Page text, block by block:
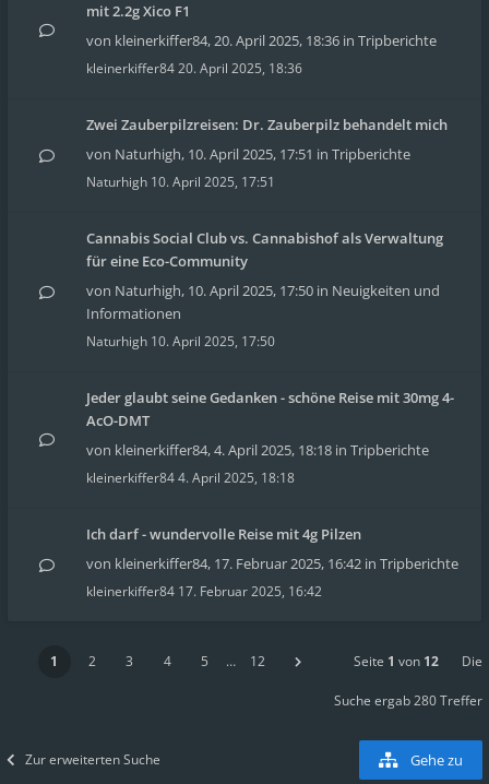
mit 2.2g Xico F1
von kleinerkiffer84,20. April 2025, 18:36 in Tripberichte
kleinerkiffer8420. April 2025, 18:36
Zwei Zauberpilzreisen: Dr. Zauberpilz behandelt mich
von Naturhigh, 10. April 2025, 17:51 in Tripberichte
Naturhigh 10. April 2025, 17:51
Cannabis Social Club vs. Cannabishof als Verwaltung
für eine Eco-Community
von Naturhigh, 10. April 2025, 17:50 in Neuigkeiten und
Informationen
Naturhigh 10. April 2025, 17:50
Jeder glaubt seine Gedanken - schöne Reise mit 30mg 4-
AcO-DMT
von kleinerkiffer84,4. April 2025, 18:18 in Tripberichte
kleinerkiffer844. April 2025, 18:18
Ich darf - wundervolle Reise mit 4g Pilzen
von kleinerkiffer84, 17. Februar 2025, 16:42 in Tripberichte
kleinerkiffer84 17. Februar 2025, 16:42
1 2 3 4 5 … 12 Seite 1 von 12 Die
Suche ergab 280 Treffer
Zur erweiterten Suche Gehe zu